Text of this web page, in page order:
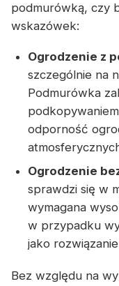
podmurówką, czy
wskazówek:
Ogrodzenie z
szczególnie na
Podmurówka
odporność
Ogrodzenie
sprawdzi się w
wymagana
w przypadku
jako
Bez względu na